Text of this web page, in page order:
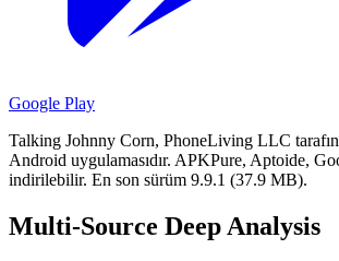
Google Play
Talking Johnny Corn, PhoneLiving LLC
Android uygulamasıdır. APKPure, Aptoide,
indirilebilir. En son sürüm 9.9.1 (37.9 MB).
Multi-Source Deep Analysis